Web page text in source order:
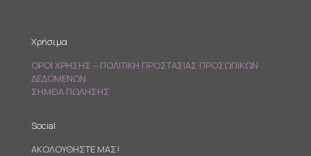
Χρήσιμα
ΟΡΟΙ ΧΡΗΣΗΣ – ΠΟΛΙΤΙΚΗ ΠΡΟΣΤΑΣΙΑΣ ΠΡΟΣΩΠΙΚΩΝ
ΔΕΔΟΜΕΝΩΝ
ΣΗΜΕΙΑ ΠΩΛΗΣΗΣ
Social
ΑΚΟΛΟΥΘΗΣΤΕ ΜΑΣ!